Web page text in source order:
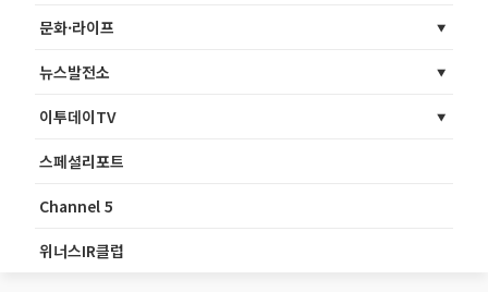
문화·라이프
뉴스발전소
이투데이TV
스페셜리포트
Channel 5
위너스IR클럽